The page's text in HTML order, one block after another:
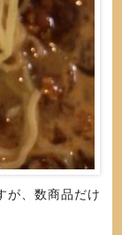
が、数商品だけ